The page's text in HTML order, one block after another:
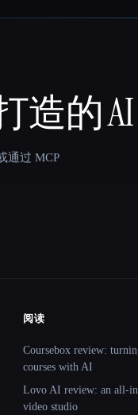
造的
通过 MCP
阅读
Coursebox review:
courses with AI
Lovo AI review: an all-
video studio